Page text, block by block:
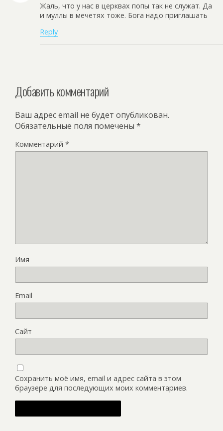
Жаль, что у нас в церквах попы так не служат. Да
и муллы в мечетях тоже. Бога надо приглашать
Reply
Добавить комментарий
Ваш адрес email не будет опубликован.
Обязательные поля помечены *
Комментарий *
Имя
Email
Сайт
Сохранить моё имя, email и адрес сайта в этом
браузере для последующих моих комментариев.